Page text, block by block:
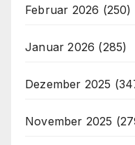
Februar 2026 (250)
Januar 2026 (285)
Dezember 2025
November 2025